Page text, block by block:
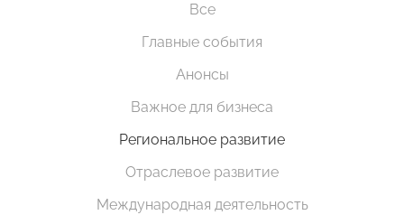
Все
Главные события
Анонсы
Важное для бизнеса
Региональное развитие
Отраслевое развитие
Международная деятельность